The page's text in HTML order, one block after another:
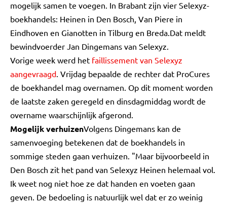
mogelijk samen te voegen. In Brabant zijn vier Selexyz-
boekhandels: Heinen in Den Bosch, Van Piere in
Eindhoven en Gianotten in Tilburg en Breda.Dat meldt
bewindvoerder Jan Dingemans van Selexyz.
Vorige week werd het faillissement van Selexyz
aangevraagd. Vrijdag bepaalde de rechter dat ProCures
de boekhandel mag overnamen. Op dit moment worden
de laatste zaken geregeld en dinsdagmiddag wordt de
overname waarschijnlijk afgerond.
Mogelijk verhuizenVolgens Dingemans kan de
samenvoeging betekenen dat de boekhandels in
sommige steden gaan verhuizen. "Maar bijvoorbeeld in
Den Bosch zit het pand van Selexyz Heinen helemaal vol.
Ik weet nog niet hoe ze dat handen en voeten gaan
geven. De bedoeling is natuurlijk wel dat er zo weinig